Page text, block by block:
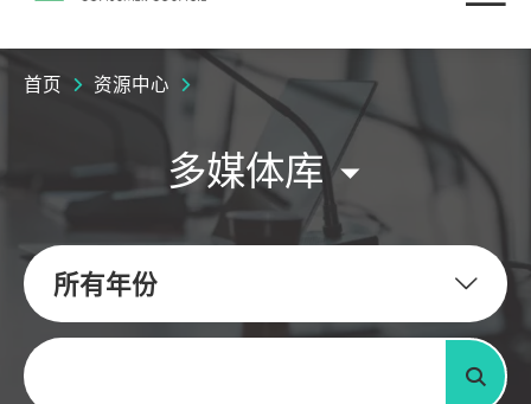
首页 资源中心
多媒体库
所有年份
关键字
搜寻